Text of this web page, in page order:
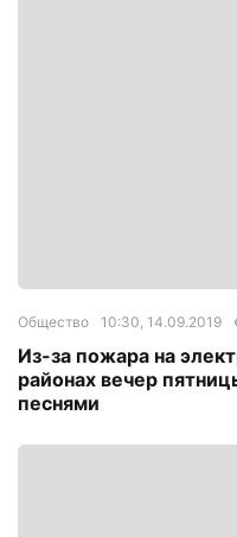
Общество 10:30, 14.09.2019
Из-за пожара на
районах вечер
песнями